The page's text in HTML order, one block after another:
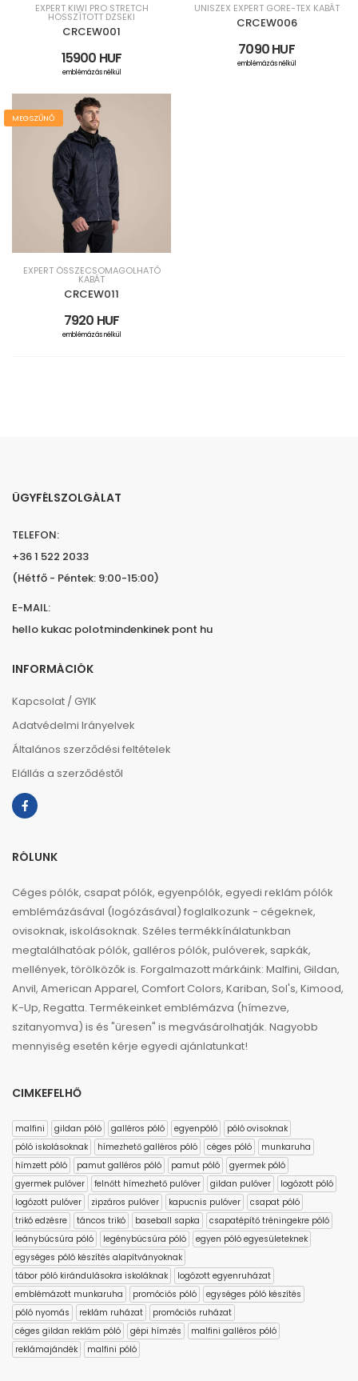
EXPERT KIWI PRO STRETCH
HOSSZÍTOTT DZSEKI
CRCEW001
15900 HUF
emblémázás nélkül
UNISZEX EXPERT GORE-TEX KABÁT
CRCEW006
7090 HUF
emblémázás nélkül
MEGSZŰNŐ
EXPERT ÖSSZECSOMAGOLHATÓ
KABÁT
CRCEW011
7920 HUF
emblémázás nélkül
ÜGYFÉLSZOLGÁLAT
TELEFON:
+36 1 522 2033
(Hétfő - Péntek: 9:00-15:00)
E-MAIL:
hello kukac polotmindenkinek pont hu
INFORMÁCIÓK
Kapcsolat / GYIK
Adatvédelmi Irányelvek
Általános szerződési feltételek
Elállás a szerződéstől
RÓLUNK
Céges pólók, csapat pólók, egyenpólók, egyedi reklám pólók
emblémázásával (logózásával) foglalkozunk - cégeknek,
ovisoknak, iskolásoknak. Széles termékkínálatunkban
megtalálhatóak pólók, galléros pólók, pulóverek, sapkák,
mellények, törölközők is. Forgalmazott márkáink: Malfini, Gildan,
Anvil, American Apparel, Comfort Colors, Kariban, Sol's, Kimood,
K-Up, Regatta. Termékeinket emblémázva (hímezve,
szitanyomva) is és "üresen" is megvásárolhatják. Nagyobb
mennyiség esetén kérje egyedi ajánlatunkat!
CIMKEFELHŐ
malfini gildan póló galléros póló egyenpóló
póló ovisoknak
póló iskolásoknak
hímezhető galléros póló céges póló
munkaruha
hímzett póló
pamut galléros póló pamut póló
gyermek póló
gyermek pulóver
felnőtt hímezhető pulóver gildan pulóver
logózott póló
logózott pulóver
zipzáros pulóver kapucnis pulóver
csapat póló
trikó edzésre
táncos trikó baseball sapka
csapatépítő tréningekre póló
leánybúcsúra póló
legénybúcsúra póló
egyen póló egyesületeknek
egységes póló készítés alapítványoknak
tábor póló kirándulásokra iskoláknak
logózott egyenruházat
emblémázott munkaruha
promóciós póló
egységes póló készítés
póló nyomás
reklám ruházat
promóciós ruházat
céges gildan reklám póló
gépi hímzés
malfini galléros póló
reklámajándék
malfini póló